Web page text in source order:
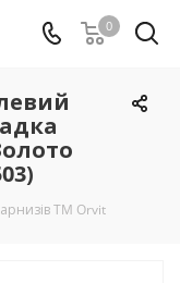
0
TM Orvit